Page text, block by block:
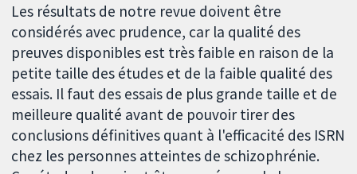
Les résultats de notre revue doivent être
considérés avec prudence, car la qualité des
preuves disponibles est très faible en raison de la
petite taille des études et de la faible qualité des
essais. Il faut des essais de plus grande taille et de
meilleure qualité avant de pouvoir tirer des
conclusions définitives quant à l'efficacité des ISRN
chez les personnes atteintes de schizophrénie.